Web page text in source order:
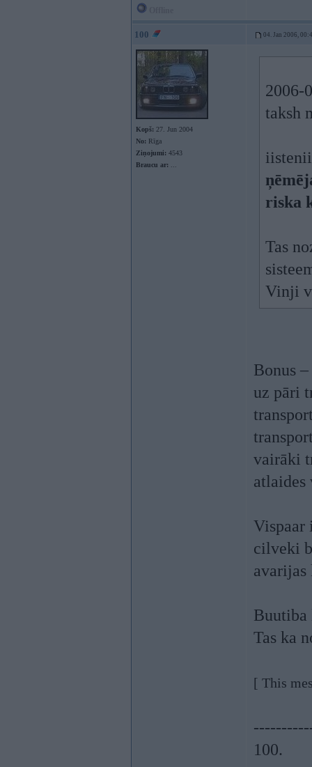
100 04. Jan 2006,
Kopš: 27. Jun 2004
No: Rīga
Ziņojumi: 4543
Braucu ar:
2006-
taksh
riska
Tas
Vinji
Bonus
uz pāri
vairāki
atlaides
Vispaar
cilveki
avarijas
Buutiba
Tas ka
[ This
100.